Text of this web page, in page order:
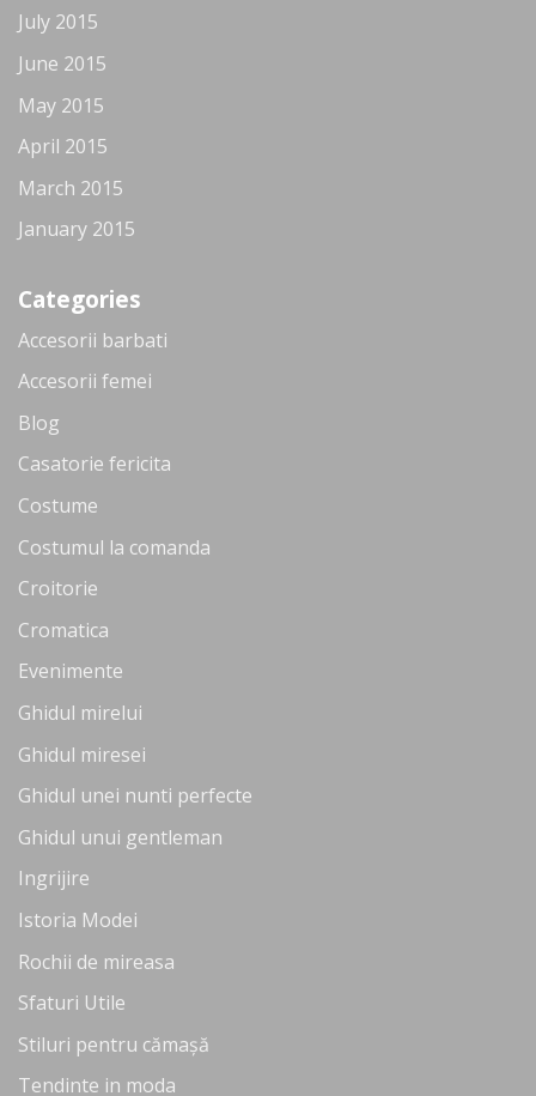
July 2015
June 2015
May 2015
April 2015
March 2015
January 2015
Categories
Accesorii barbati
Accesorii femei
Blog
Casatorie fericita
Costume
Costumul la comanda
Croitorie
Cromatica
Evenimente
Ghidul mirelui
Ghidul miresei
Ghidul unei nunti perfecte
Ghidul unui gentleman
Ingrijire
Istoria Modei
Rochii de mireasa
Sfaturi Utile
Stiluri pentru cămașă
Tendinte in moda